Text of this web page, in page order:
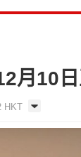
月10
HKT